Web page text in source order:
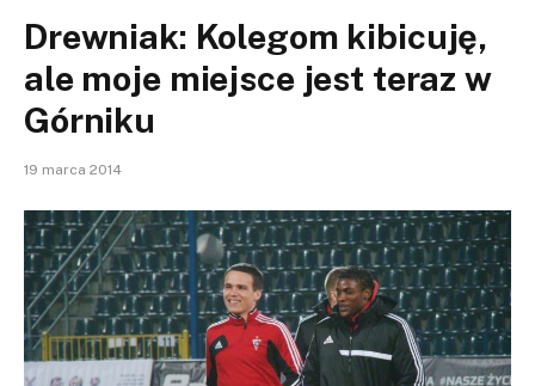
Drewniak: Kolegom kibicuję,
ale moje miejsce jest teraz w
Górniku
19 marca 2014